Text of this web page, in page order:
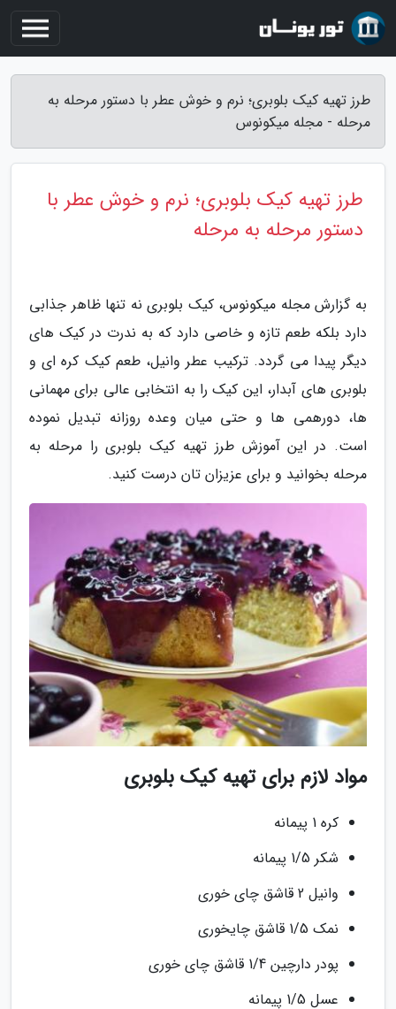
طرز تهیه کیک بلوبری؛ نرم و خوش عطر با دستور مرحله به
مرحله - مجله میکونوس
طرز تهیه کیک بلوبری؛ نرم و خوش عطر با
دستور مرحله به مرحله
به گزارش مجله میکونوس، کیک بلوبری نه تنها ظاهر جذابی
دارد بلکه طعم تازه و خاصی دارد که به ندرت در کیک های
دیگر پیدا می گردد. ترکیب عطر وانیل، طعم کیک کره ای و
بلوبری های آبدار، این کیک را به انتخابی عالی برای مهمانی
ها، دورهمی ها و حتی میان وعده روزانه تبدیل نموده
است. در این آموزش طرز تهیه کیک بلوبری را مرحله به
مرحله بخوانید و برای عزیزان تان درست کنید.
مواد لازم برای تهیه کیک بلوبری
کره 1 پیمانه
شکر 1/5 پیمانه
وانیل 2 قاشق چای خوری
نمک 1/5 قاشق چایخوری
پودر دارچین 1/4 قاشق چای خوری
عسل 1/5 پیمانه